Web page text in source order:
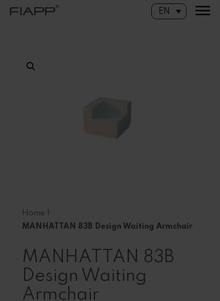
EN
Home
MANHATTAN 83B Design Waiting Armchair
MANHATTAN 83B
Design Waiting
Armchair